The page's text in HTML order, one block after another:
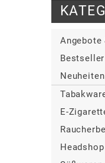
Angebote
Bestseller
Neuheiten
>Alle
>
>
E-
>Alle
>
>Alle
Headshop